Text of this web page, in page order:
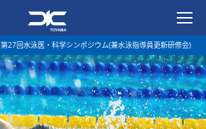
一般社団法人富山県水泳連
第27回水泳医・科学シンポジウム(兼水泳指導員更新研修会)